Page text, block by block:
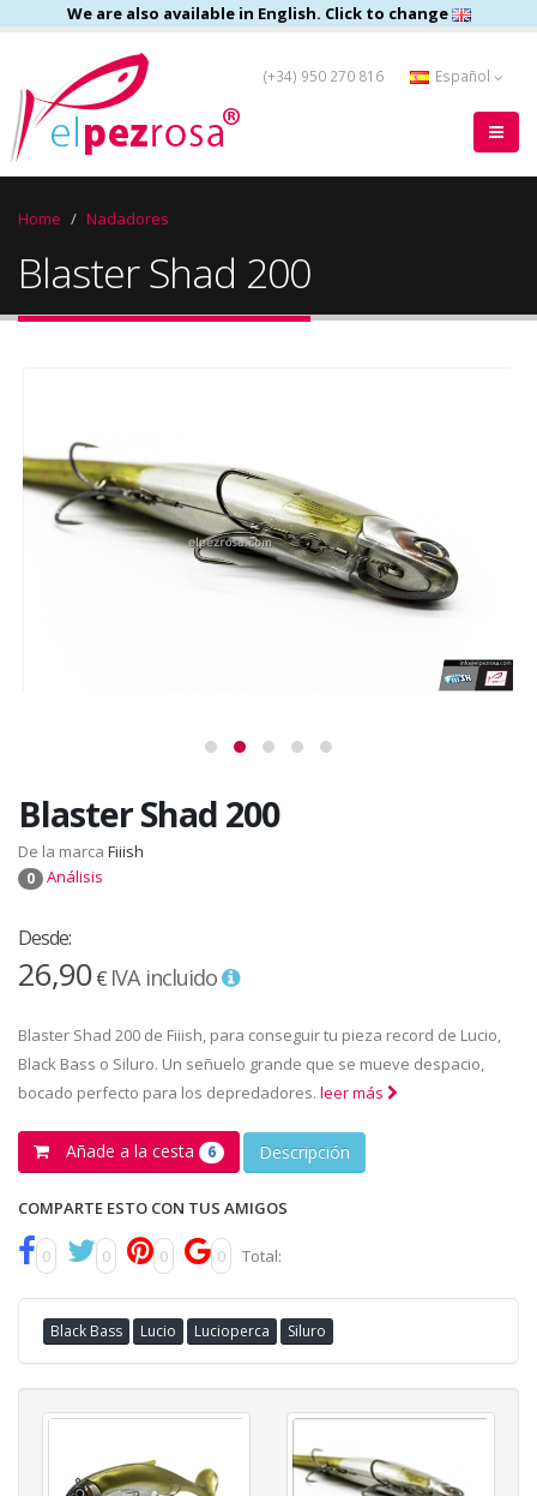
We are also available in English. Click to change
(+34) 950 270 816 Español
Home Nadadores
Blaster Shad 200
Blaster Shad 200
De la marca Fiiish
0 Análisis
Desde:
26,90€ IVA incluido
Blaster Shad 200 de Fiiish, para conseguir tu pieza record de Lucio,
Black Bass o Siluro. Un señuelo grande que se mueve despacio,
bocado perfecto para los depredadores. leer más
Añade a la cesta 6 Descripción
COMPARTE ESTO CON TUS AMIGOS
0 0 0 0 Total:
Black Bass Lucio Lucioperca Siluro